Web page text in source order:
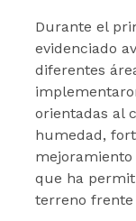
Durante el
evidenciado
diferentes
orientadas al
humedad,
que ha
terreno frente